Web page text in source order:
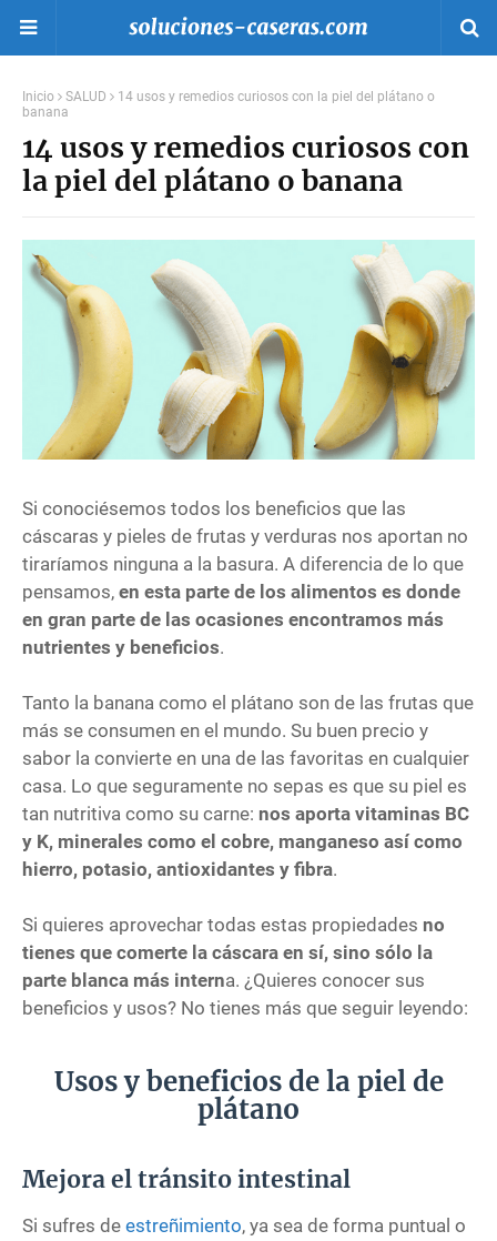
Inicio SALUD
14 usos y remedios curiosos con la piel del plátano o
banana
14 usos y remedios curiosos con
la piel del plátano o banana
Si conociésemos todos los beneficios que las
cáscaras y pieles de frutas y verduras nos aportan no
tiraríamos ninguna a la basura. A diferencia de lo que
pensamos, en esta parte de los alimentos es donde
en gran parte de las ocasiones encontramos más
nutrientes y beneficios.
Tanto la banana como el plátano son de las frutas que
más se consumen en el mundo. Su buen precio y
sabor la convierte en una de las favoritas en cualquier
casa. Lo que seguramente no sepas es que su piel es
tan nutritiva como su carne: nos aporta vitaminas BC
y K, minerales como el cobre, manganeso así como
hierro, potasio, antioxidantes y fibra.
Si quieres aprovechar todas estas propiedades no
tienes que comerte la cáscara en sí, sino sólo la
parte blanca más interna. ¿Quieres conocer sus
beneficios y usos? No tienes más que seguir leyendo:
Usos y beneficios de la piel de
plátano
Mejora el tránsito intestinal
Si sufres de estreñimiento, ya sea de forma puntual o